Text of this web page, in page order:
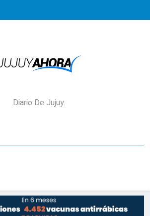
Jujuy Ahora!
Diario De Jujuy.